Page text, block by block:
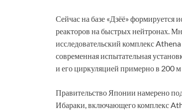
Сейчас на базе «Дзёё» формируется
реакторов на быстрых нейтронах.
исследовательский комплекс Athena
современная испытательная
и его циркуляцией примерно в 200
Правительство Японии намерено
Ибараки, включающего комплекс